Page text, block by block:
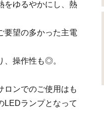
をゆるやかにし、熱
要望の多かった主電
、操作性も◎。
ロンでのご使用はも
LEDランプとなって